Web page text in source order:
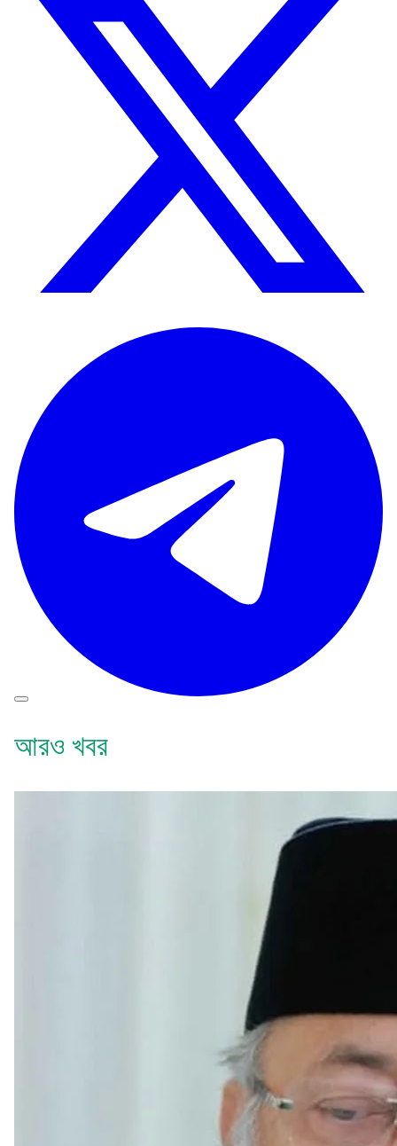
আরও খবর